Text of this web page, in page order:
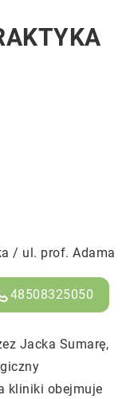
/ ul. prof. Adama
48508325050
Jacka Sumarę,
kliniki obejmuje